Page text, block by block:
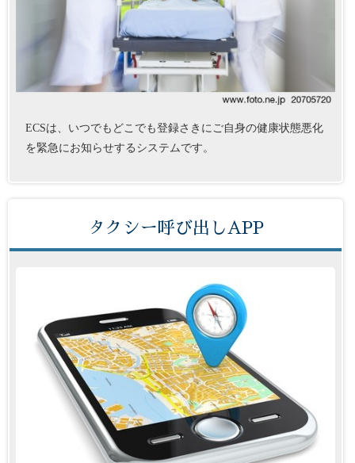
ECSは、いつでもどこでも登録さきにご自身の健康状態悪化
を緊急にお知らせするシステムです。
タクシー呼び出しAPP